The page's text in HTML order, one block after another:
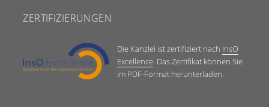
ZERTIFIZIERUNGEN
Die Kanzlei ist zertifiziert nach InsO
Excellence. Das Zertifikat können Sie
im PDF-Format herunterladen.